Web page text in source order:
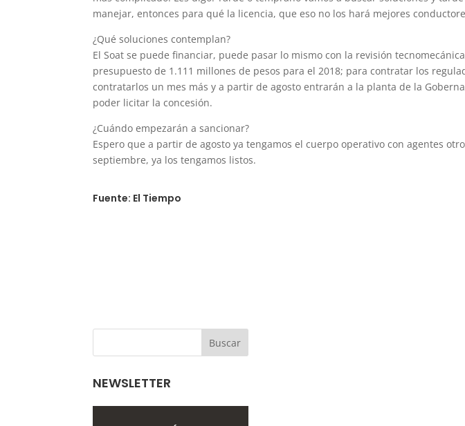
manejar, entonces para qué la licencia, que eso no los hará mejores
¿Qué soluciones contemplan?
El Soat se puede financiar, puede pasar lo mismo con la revisión
presupuesto de 1.111 millones de pesos para el 2018; para contratar los
contratarlos un mes más y a partir de agosto entrarán a la planta de la
poder licitar la concesión.
¿Cuándo empezarán a sancionar?
Espero que a partir de agosto ya tengamos el cuerpo operativo con agentes
septiembre, ya los tengamos listos.
Fuente: El Tiempo
NEWSLETTER